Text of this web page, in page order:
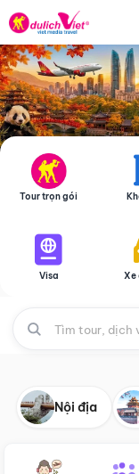
Tour trọn gói
Visa Xe
Nội địa